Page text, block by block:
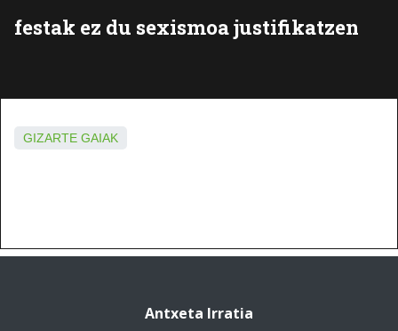
festak ez du sexismoa justifikatzen
GIZARTE GAIAK
Antxeta Irratia